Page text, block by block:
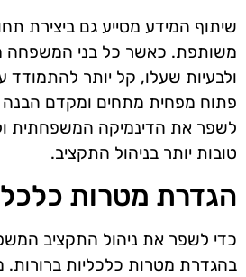
שיתוף המידע מסייע גם ביצירת
משותפת. כאשר כל בני המשפחה
ולבעיות שעלו, קל יותר
פתוח מפחית מתחים ומקדם
לשפר את הדינמיקה המשפחתית
טובות יותר בניהול התקציב.
הגדרת מטרות
כדי לשפר את ניהול התקציב
בהגדרת מטרות כלכליות ברורות.